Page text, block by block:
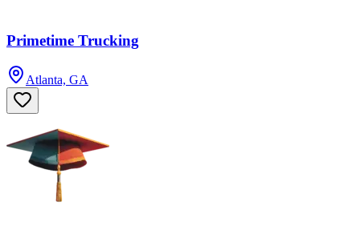
Primetime Trucking
Atlanta, GA